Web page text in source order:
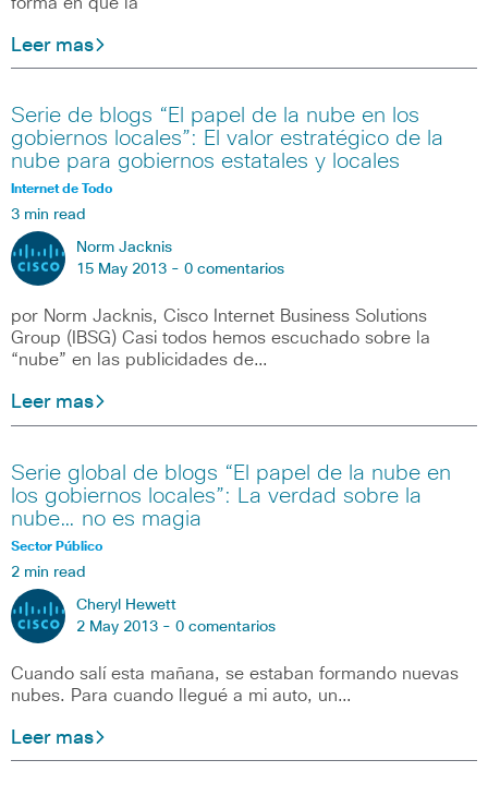
Leer mas
Serie de blogs “El papel de la nube en los
gobiernos locales”: El valor estratégico de la
nube para gobiernos estatales y locales
Internet de Todo
3 min read
Norm Jacknis
15 May 2013 - 0 comentarios
por Norm Jacknis, Cisco Internet Business Solutions
Group (IBSG) Casi todos hemos escuchado sobre la
“nube” en las publicidades de…
Leer mas
Serie global de blogs “El papel de la nube en
los gobiernos locales”: La verdad sobre la
nube… no es magia
Sector Público
2 min read
Cheryl Hewett
2 May 2013 - 0 comentarios
Cuando salí esta mañana, se estaban formando nuevas
nubes. Para cuando llegué a mi auto, un…
Leer mas